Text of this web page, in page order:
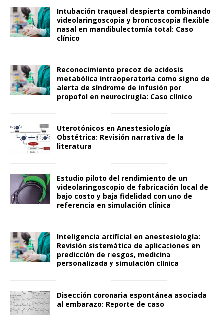
Intubación traqueal despierta combinando
videolaringoscopia y broncoscopia flexible
nasal en mandibulectomía total: Caso
clínico
Reconocimiento precoz de acidosis
metabólica intraoperatoria como signo de
alerta de síndrome de infusión por
propofol en neurocirugía: Caso clínico
Uterotónicos en Anestesiología
Obstétrica: Revisión narrativa de la
literatura
Estudio piloto del rendimiento de un
videolaringoscopio de fabricación local de
bajo costo y baja fidelidad con uno de
referencia en simulación clínica
Inteligencia artificial en anestesiología:
Revisión sistemática de aplicaciones en
predicción de riesgos, medicina
personalizada y simulación clínica
Disección coronaria espontánea asociada
al embarazo: Reporte de caso